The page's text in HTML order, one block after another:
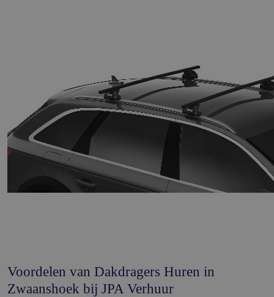
Voordelen van Dakdragers Huren in
Zwaanshoek bij JPA Verhuur